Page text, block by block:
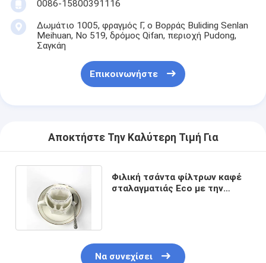
0086-15800391116
Δωμάτιο 1005, φραγμός Γ, ο Βορράς Buliding Senlan
Meihuan, Νο 519, δρόμος Qifan, περιοχή Pudong,
Σαγκάη
Επικοινωνήστε
Αποκτήστε Την Καλύτερη Τιμή Για
Φιλική τσάντα φίλτρων καφέ
σταλαγματιάς Eco με την
Να συνεχίσει